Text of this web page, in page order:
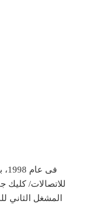
للاتصالات/ كليك
المشغل الثاني